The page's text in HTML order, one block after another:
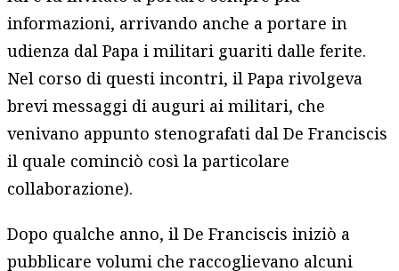
informazioni, arrivando anche a portare in
udienza dal Papa i militari guariti dalle ferite.
Nel corso di questi incontri, il Papa rivolgeva
brevi messaggi di auguri ai militari, che
venivano appunto stenografati dal De Franciscis
il quale cominciò così la particolare
collaborazione).
Dopo qualche anno, il De Franciscis iniziò a
pubblicare volumi che raccoglievano alcuni